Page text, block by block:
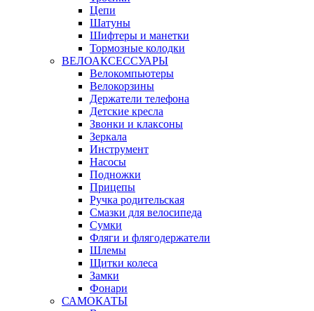
Цепи
Шатуны
Шифтеры и манетки
Тормозные колодки
ВЕЛОАКСЕССУАРЫ
Велокомпьютеры
Велокорзины
Держатели телефона
Детские кресла
Звонки и клаксоны
Зеркала
Инструмент
Насосы
Подножки
Прицепы
Ручка родительская
Смазки для велосипеда
Сумки
Фляги и флягодержатели
Шлемы
Щитки колеса
Замки
Фонари
САМОКАТЫ